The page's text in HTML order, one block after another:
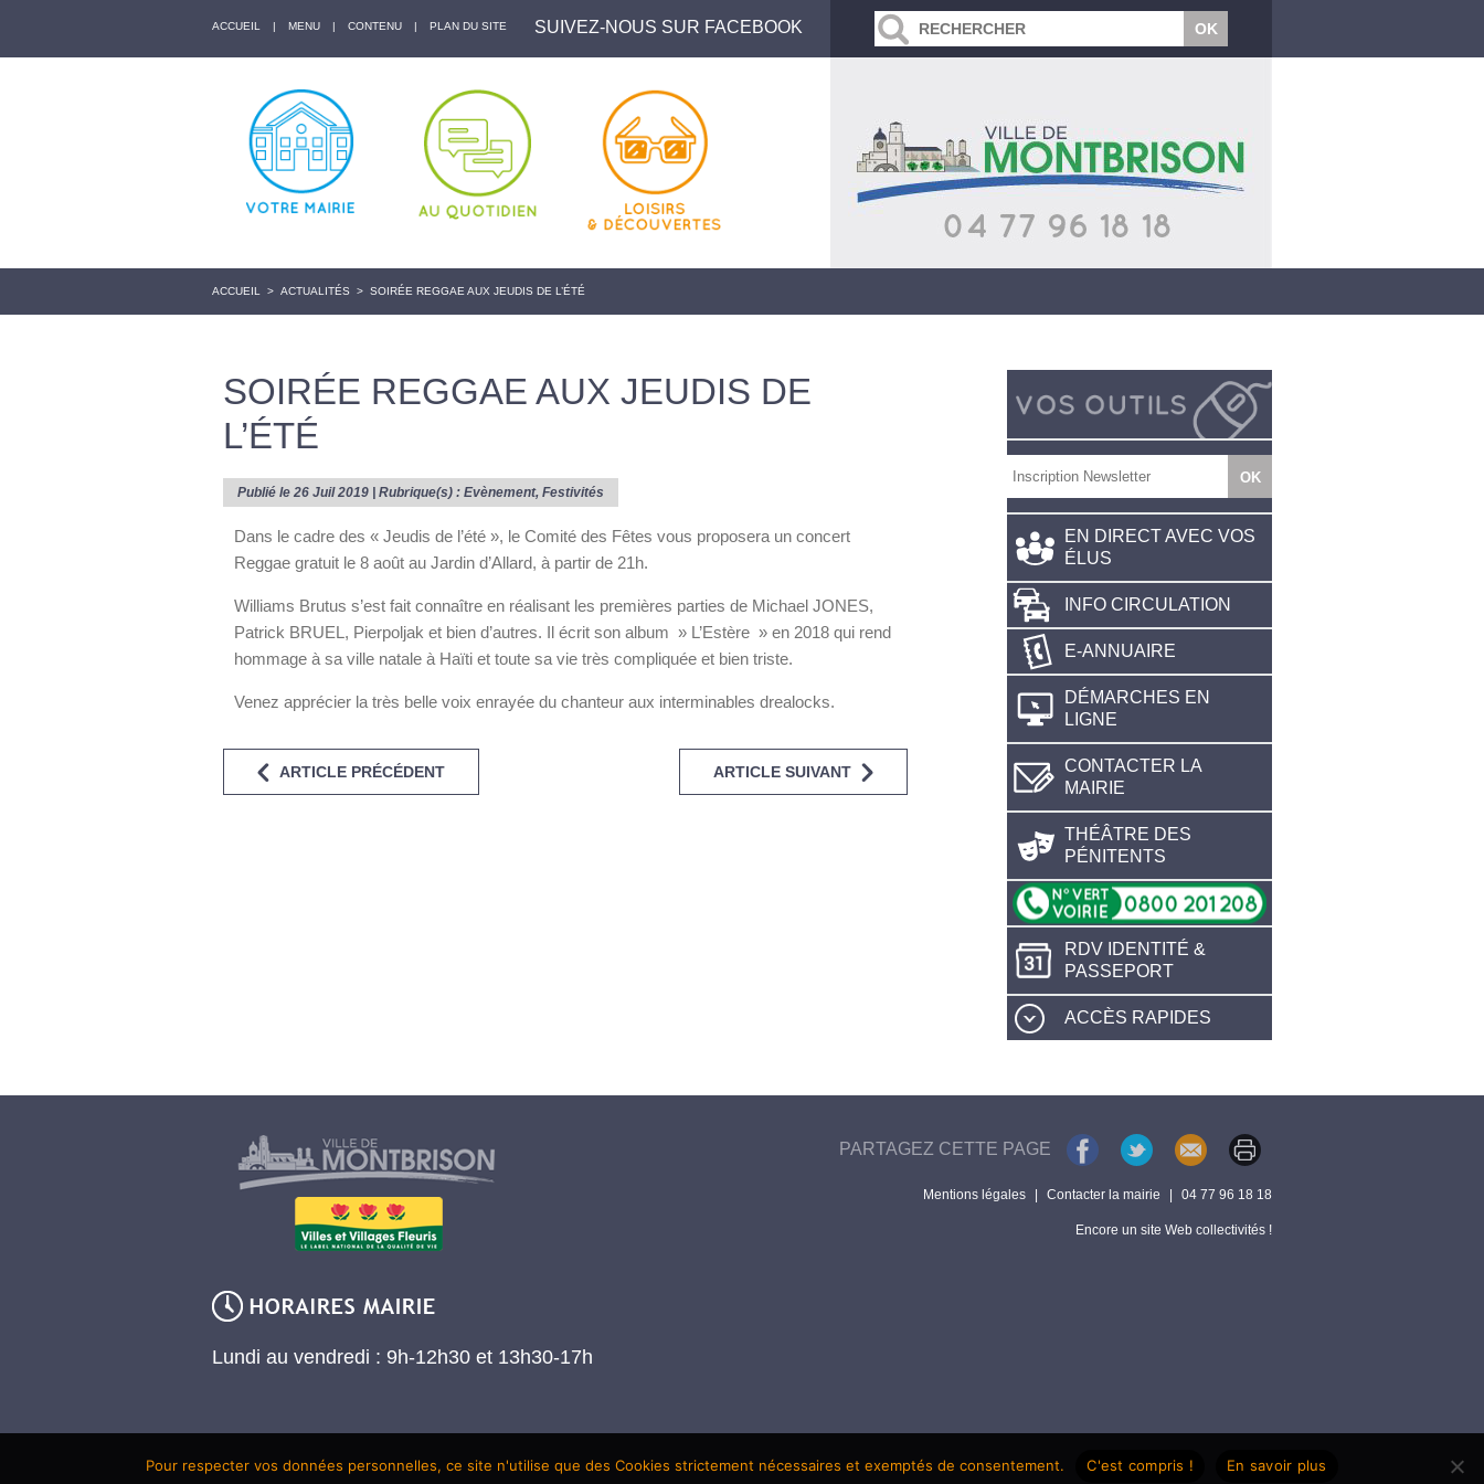
ACCUEIL | MENU | CONTENU | PLAN DU SITE SUIVEZ-NOUS SUR FACEBOOK
ACCUEIL > ACTUALITÉS > SOIRÉE REGGAE AUX JEUDIS DE L’ÉTÉ
SOIRÉE REGGAE AUX JEUDIS DE
L’ÉTÉ
Publié le 26 Juil 2019 | Rubrique(s) : Evènement, Festivités
Dans le cadre des « Jeudis de l’été », le Comité des Fêtes vous proposera un concert
Reggae gratuit le 8 août au Jardin d’Allard, à partir de 21h.
Williams Brutus s’est fait connaître en réalisant les premières parties de Michael JONES,
Patrick BRUEL, Pierpoljak et bien d’autres. Il écrit son album » L’Estère » en 2018 qui rend
hommage à sa ville natale à Haïti et toute sa vie très compliquée et bien triste.
Venez apprécier la très belle voix enrayée du chanteur aux interminables drealocks.
ARTICLE PRÉCÉDENT ARTICLE SUIVANT
EN DIRECT AVEC VOS
ÉLUS
INFO CIRCULATION
E-ANNUAIRE
DÉMARCHES EN
LIGNE
CONTACTER LA
MAIRIE
THÉÂTRE DES
PÉNITENTS
RDV IDENTITÉ &
PASSEPORT
ACCÈS RAPIDES
Lundi au vendredi : 9h-12h30 et 13h30-17h
PARTAGEZ CETTE PAGE
Mentions légales Contacter la mairie 04 77 96 18 18
Encore un site Web collectivités !
Pour respecter vos données personnelles, ce site n'utilise que des Cookies strictement nécessaires et exemptés de consentement. C'est compris ! En savoir plus